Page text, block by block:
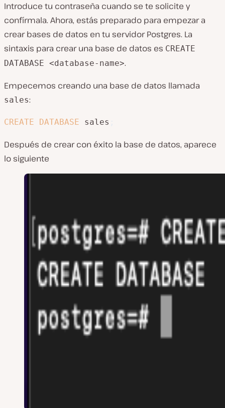
Introduce tu contraseña cuando se te solicite y
confírmala. Ahora, estás preparado para empezar a
crear bases de datos en tu servidor Postgres. La
sintaxis para crear una base de datos es CREATE
DATABASE <database-name>.
Empecemos creando una base de datos llamada
sales:
CREATE DATABASE sales
Después de crear con éxito la base de datos, aparece
lo siguiente